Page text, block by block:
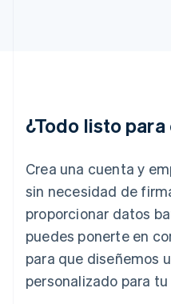
¿Todo listo
Crea una cuenta y
sin necesidad de
proporcionar datos
puedes ponerte en
para que diseñemos
personalizado para
Irlanda
Italia
English
Japón
日本語English
Letonia
Liechtenstein
DeutschEnglish